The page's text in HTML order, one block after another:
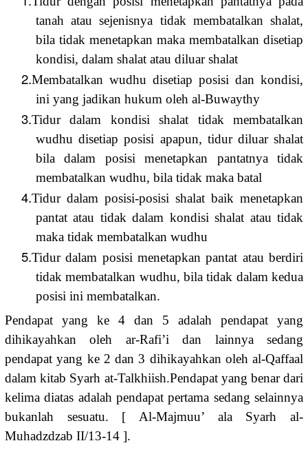
tanah atau sejenisnya tidak membatalkan shalat,
bila tidak menetapkan maka membatalkan disetiap
kondisi, dalam shalat atau diluar shalat
2.Membatalkan wudhu disetiap posisi dan kondisi,
ini yang jadikan hukum oleh al-Buwaythy
3.Tidur dalam kondisi shalat tidak membatalkan
wudhu disetiap posisi apapun, tidur diluar shalat
bila dalam posisi menetapkan pantatnya tidak
membatalkan wudhu, bila tidak maka batal
4.Tidur dalam posisi-posisi shalat baik menetapkan
pantat atau tidak dalam kondisi shalat atau tidak
maka tidak membatalkan wudhu
5.Tidur dalam posisi menetapkan pantat atau berdiri
tidak membatalkan wudhu, bila tidak dalam kedua
posisi ini membatalkan.
Pendapat yang ke 4 dan 5 adalah pendapat yang
dihikayahkan oleh ar-Rafi’i dan lainnya sedang
pendapat yang ke 2 dan 3 dihikayahkan oleh al-Qaffaal
dalam kitab Syarh at-Talkhiish.Pendapat yang benar dari
kelima diatas adalah pendapat pertama sedang selainnya
bukanlah sesuatu. [ Al-Majmuu’ ala Syarh al-
Muhadzdzab II/13-14 ].